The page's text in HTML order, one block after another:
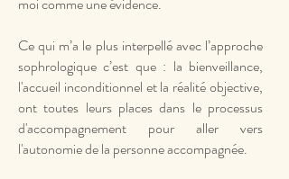
Ce qui m’a le plus interpellé avec l’approche
sophrologique c’est que : la bienveillance,
l'accueil inconditionnel et la réalité objective,
ont toutes leurs places dans le processus
d'accompagnement pour aller vers
l'autonomie de la personne accompagnée.